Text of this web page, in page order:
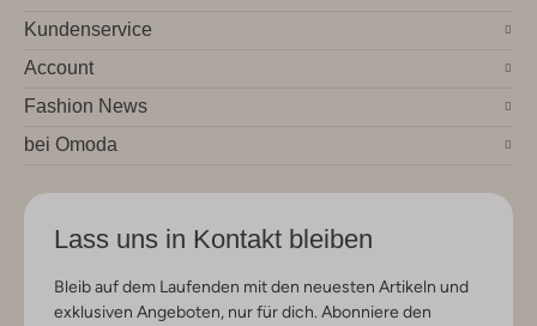
Kundenservice
Account
Fashion News
bei Omoda
Lass uns in Kontakt bleiben
Bleib auf dem Laufenden mit den neuesten Artikeln und
exklusiven Angeboten, nur für dich. Abonniere den